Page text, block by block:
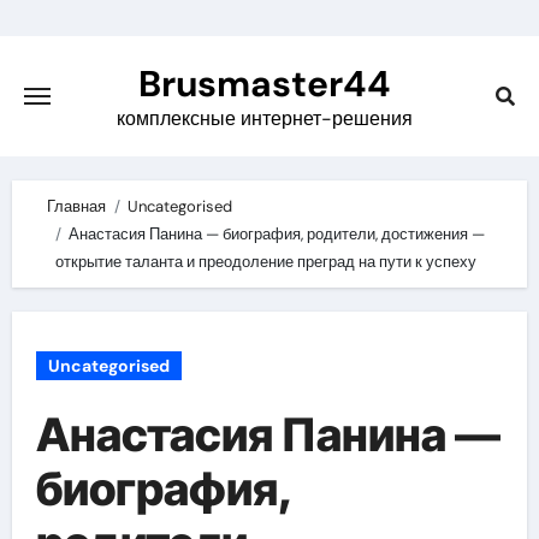
content
Brusmaster44
комплексные интернет-решения
Главная
Uncategorised
Анастасия Панина — биография, родители, достижения —
открытие таланта и преодоление преград на пути к успеху
Uncategorised
Анастасия Панина —
биография,